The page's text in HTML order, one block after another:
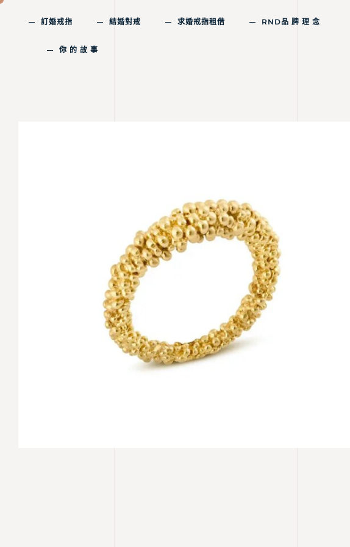
訂婚戒指 結婚對戒 求婚戒指租借 RND品 牌 理 念
你 的 故 事